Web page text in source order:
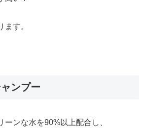
ます。
ンプー
ーンな水を90%以上配合し、